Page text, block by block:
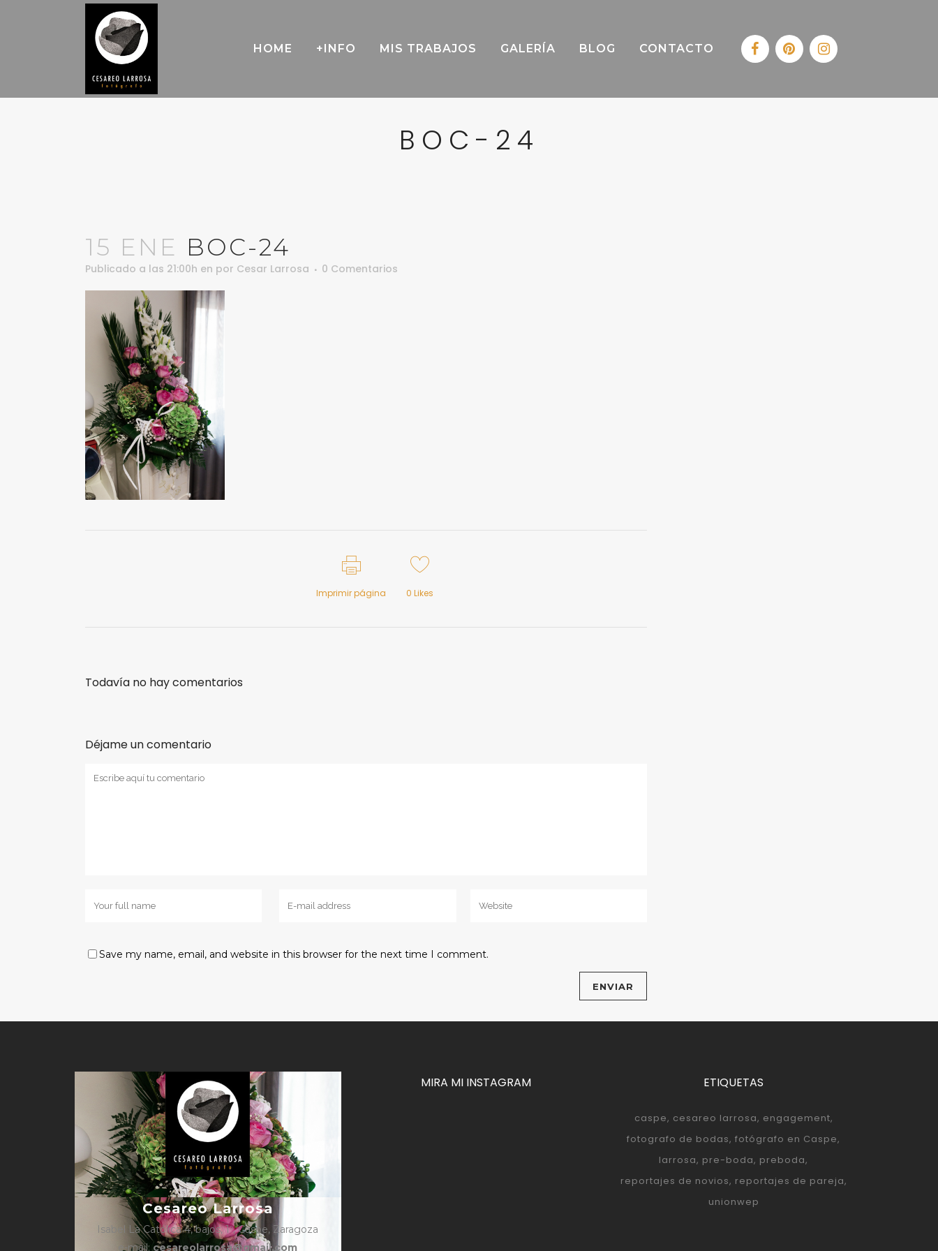
HOME +INFO MIS TRABAJOS GALERÍA BLOG CONTACTO
BOC-24
15 ENE BOC-24
Publicado a las 21:00h en por Cesar Larrosa 0 Comentarios
Imprimir página 0 Likes
Todavía no hay comentarios
Déjame un comentario
Save my name, email, and website in this browser for the next time I comment.
Cesareo Larrosa
Isabel La Católica 4, bajos, 1º, Caspe, Zaragoza
e-mail:cesareolarrosa@gmail.com
MIRA MI INSTAGRAM ETIQUETAS
caspe cesareo larrosa engagement
fotografo de bodas fotógrafo en Caspe
larrosa pre-boda preboda
reportajes de novios reportajes de pareja
unionwep